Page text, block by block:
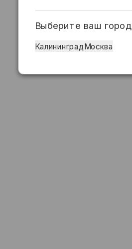
Выберите ваш город
КалининградМосква